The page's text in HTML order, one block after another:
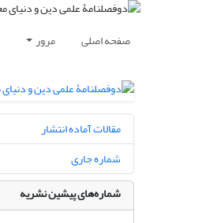
صفحه اصلی مرور
مقالات آماده انتشار
شماره جاری
شماره‌های پیشین نشریه